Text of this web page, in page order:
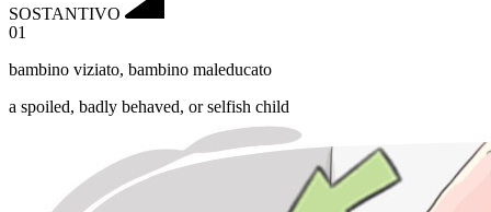
SOSTANTIVO
01
bambino viziato, bambino maleducato
a spoiled, badly behaved, or selfish child